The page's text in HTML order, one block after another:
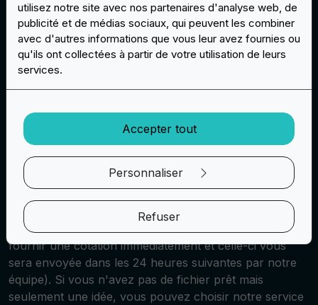
Comment votre commande est traitée
Commandez facilement
Grâce à notre configurateur, vous serez guidé dans le
choix du type d'écusson que vous souhaitez et toutes
les options de fixation et les traitements
supplémentaires facultatifs vous seront proposés. Vous
le prix vous sera affiché en temps réel (pour certains
traitements, le système ne sera pas en mesure de
fournir une cotation immédiatement et celle-ci vous
sera envoyée dans les 24 heures suivantes par notre
équipe). Si vous n'avez pas de fichier prêt mais
seulement une idée, vous pouvez choisir notre service
utilisez notre site avec nos partenaires d'analyse web, de
publicité et de médias sociaux, qui peuvent les combiner
avec d'autres informations que vous leur avez fournies ou
qu'ils ont collectées à partir de votre utilisation de leurs
services.
Accepter tout
Personnaliser
Refuser